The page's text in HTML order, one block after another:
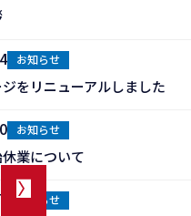
お知らせ
をリニューアルしました
お知らせ
業について
お知らせ